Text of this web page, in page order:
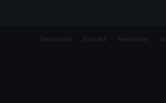
Geschichte Kontakt Newsletter